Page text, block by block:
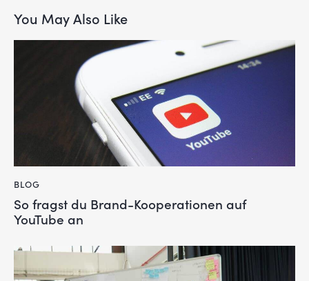
You May Also Like
BLOG
So fragst du Brand-Kooperationen auf
YouTube an